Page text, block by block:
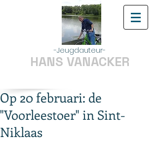
-Jeugdauteur-
HANS VANACKER
Op 20 februari: de
"Voorleestoer" in Sint-
Niklaas